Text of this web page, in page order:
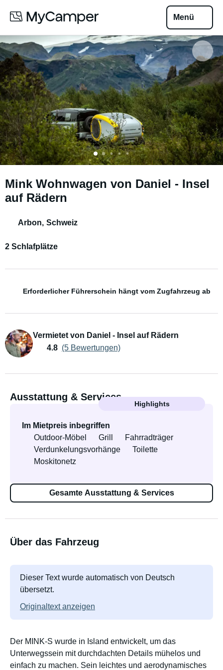
Menü
Mink Wohnwagen von Daniel - Insel
auf Rädern
Arbon, Schweiz
2 Schlafplätze
Erforderlicher Führerschein hängt vom Zugfahrzeug ab
Vermietet von Daniel - Insel auf Rädern
4.8 (5 Bewertungen)
Ausstattung & Services
Highlights
Im Mietpreis inbegriffen
Outdoor-Möbel
Grill
Fahrradträger
Verdunkelungsvorhänge
Toilette
Moskitonetz
Gesamte Ausstattung & Services
Über das Fahrzeug
Dieser Text wurde automatisch von Deutsch
übersetzt.
Originaltext anzeigen
Der MINK-S wurde in Island entwickelt, um das
Unterwegssein mit durchdachten Details mühelos und
einfach zu machen. Sein leichtes und aerodynamisches